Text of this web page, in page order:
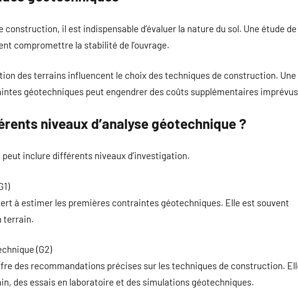
construction, il est indispensable d’évaluer la nature du sol. Une étude de
compromettre la stabilité de l’ouvrage.
des terrains influencent le choix des techniques de construction. Une
géotechniques peut engendrer des coûts supplémentaires
niveaux d’analyse géotechnique ?
inclure différents niveaux d’investigation.
à estimer les premières contraintes géotechniques. Elle est souvent
terrain.
(G2)
des recommandations précises sur les techniques de construction.
des essais en laboratoire et des simulations géotechniques.